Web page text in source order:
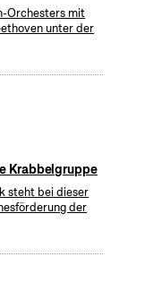
Orchesters mit
unter der
Krabbelgruppe
steht bei dieser
der